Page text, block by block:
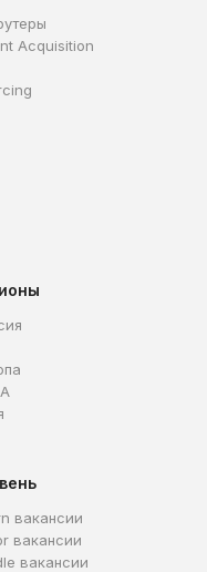
Acquisition
вакансии
вакансии
вакансии